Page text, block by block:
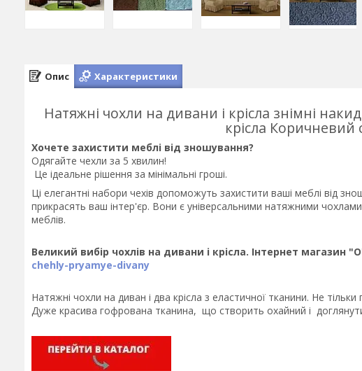
Опис Характеристики
Натяжні чохли на дивани і крісла знімні
крісла
Хочете захистити меблі від зношування?
Одягайте чехли за 5 хвилин!
Це ідеальне рішення за мінімальні гроші.
Ці елегантні набори чехів допоможуть захистити ваші меблі від
прикрасять ваш інтер'єр. Вони є універсальними натяжними
меблів.
Великий вибір чохлів на дивани і крісла. Інтернет магазин
chehly-pryamye-divany
Натяжні чохли на диван і два крісла з еластичної тканини. Не
Дуже красива гофрована тканина, що створить охайний і